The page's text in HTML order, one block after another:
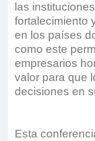
las
fortalecimiento
en los países
como este
empresarios
valor para que
decisiones en
Esta